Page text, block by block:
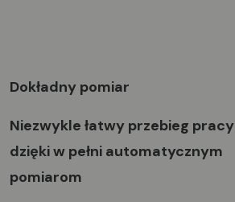
Dokładny pomiar
Niezwykle łatwy przebieg pracy
dzięki w pełni automatycznym
pomiarom